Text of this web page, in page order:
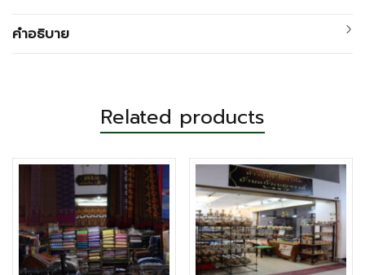
คำอธิบาย
Related products